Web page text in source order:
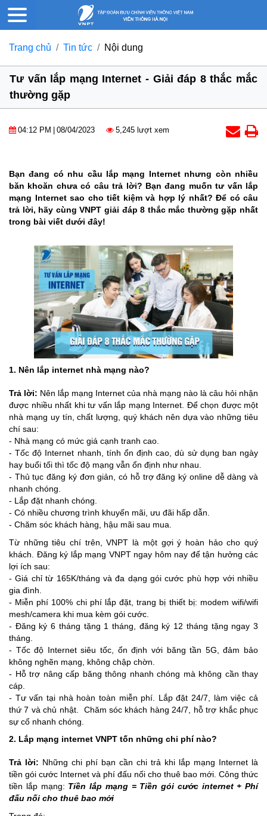
Trang chủ Tin tức Nội dung
Tư vấn lắp mạng Internet - Giải đáp 8 thắc mắc
thường gặp
04:12 PM 08/04/2023 5,245 lượt xem
Bạn đang có nhu cầu lắp mạng Internet nhưng còn nhiều
băn khoăn chưa có câu trả lời? Bạn đang muốn tư vấn lắp
mạng Internet sao cho tiết kiệm và hợp lý nhất? Để có câu
trả lời, hãy cùng VNPT giải đáp 8 thắc mắc thường gặp nhất
trong bài viết dưới đây!
1. Nên lắp internet nhà mạng nào?
Trả lời: Nên lắp mạng Internet của nhà mạng nào là câu hỏi nhận
được nhiều nhất khi tư vấn lắp mạng Internet. Để chọn được một
nhà mạng uy tín, chất lượng, quý khách nên dựa vào những tiêu
chí sau:
- Nhà mạng có mức giá cạnh tranh cao.
- Tốc độ Internet nhanh, tính ổn định cao, dù sử dụng ban ngày
hay buổi tối thì tốc độ mạng vẫn ổn định như nhau.
- Thủ tục đăng ký đơn giản, có hỗ trợ đăng ký online dễ dàng và
nhanh chóng.
- Lắp đặt nhanh chóng.
- Có nhiều chương trình khuyến mãi, ưu đãi hấp dẫn.
- Chăm sóc khách hàng, hậu mãi sau mua.
Từ những tiêu chí trên, VNPT là một gợi ý hoàn hảo cho quý
khách. Đăng ký lắp mạng VNPT ngay hôm nay để tận hưởng các
lợi ích sau:
- Giá chỉ từ 165K/tháng và đa dạng gói cước phù hợp với nhiều
gia đình.
- Miễn phí 100% chi phí lắp đặt, trang bị thiết bị: modem wifi/wifi
mesh/camera khi mua kèm gói cước.
- Đăng ký 6 tháng tặng 1 tháng, đăng ký 12 tháng tặng ngay 3
tháng.
- Tốc độ Internet siêu tốc, ổn định với băng tần 5G, đảm bảo
không nghẽn mạng, không chập chờn.
- Hỗ trợ nâng cấp băng thông nhanh chóng mà không cần thay
cáp.
- Tư vấn tại nhà hoàn toàn miễn phí. Lắp đặt 24/7, làm việc cả
thứ 7 và chủ nhật. Chăm sóc khách hàng 24/7, hỗ trợ khắc phục
sự cố nhanh chóng.
2. Lắp mạng internet VNPT tốn những chi phí nào?
Trả lời: Những chi phí bạn cần chi trả khi lắp mạng Internet là
tiền gói cước Internet và phí đấu nối cho thuê bao mới. Công thức
tiền lắp mạng: Tiền lắp mạng = Tiền gói cước internet + Phí
đấu nối cho thuê bao mới